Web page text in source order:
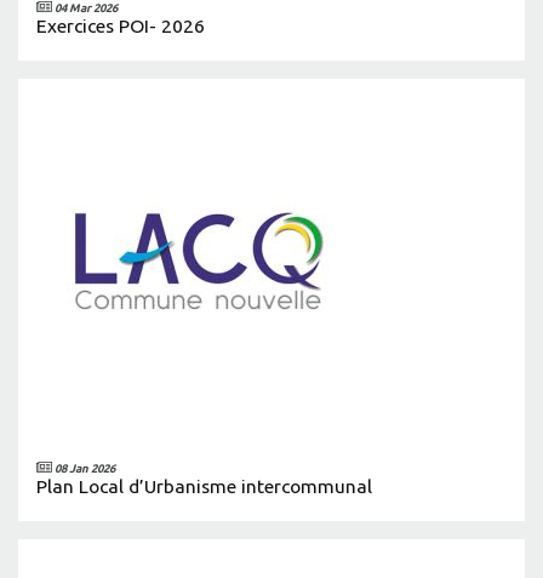
04 Mar 2026
Exercices POI- 2026
08 Jan 2026
Plan Local d’Urbanisme intercommunal